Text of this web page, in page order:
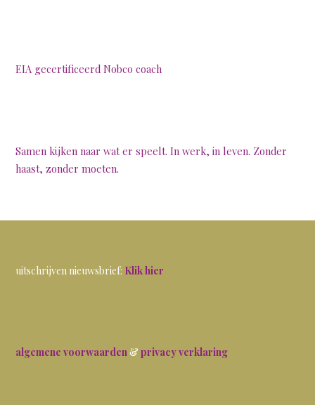
EIA gecertificeerd Nobco coach
Samen kijken naar wat er speelt. In werk, in leven. Zonder
haast, zonder moeten.
uitschrijven nieuwsbrief: Klik hier
algemene voorwaarden&privacy verklaring